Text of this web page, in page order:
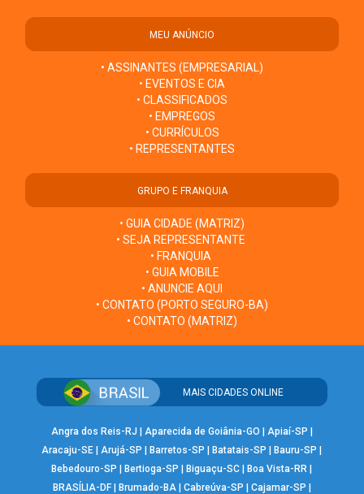
MEU ANÚNCIO
• ASSINANTES (EMPRESARIAL)
• EVENTOS E CIA
• CLASSIFICADOS
• EMPREGOS
• CURRÍCULOS
• REPRESENTANTES
GRUPO E FRANQUIA
• GUIA CIDADE (MATRIZ)
• SEJA REPRESENTANTE
• FRANQUIA
• GUIA MOBILE
• ANUNCIE AQUI
• CONTATO (PORTO SEGURO-BA)
• CONTATO (MATRIZ)
MAIS CIDADES ONLINE
Angra dos Reis-RJ Aparecida de Goiânia-GO Apiaí-SP
Aracaju-SE |Arujá-SP Barretos-SP Batatais-SP Bauru-SP
Bebedouro-SP
Bertioga-SP Biguaçu-SC Boa Vista-RR
BRASÍLIA-DF| Brumado-BA| Cabreúva-SP Cajamar-SP